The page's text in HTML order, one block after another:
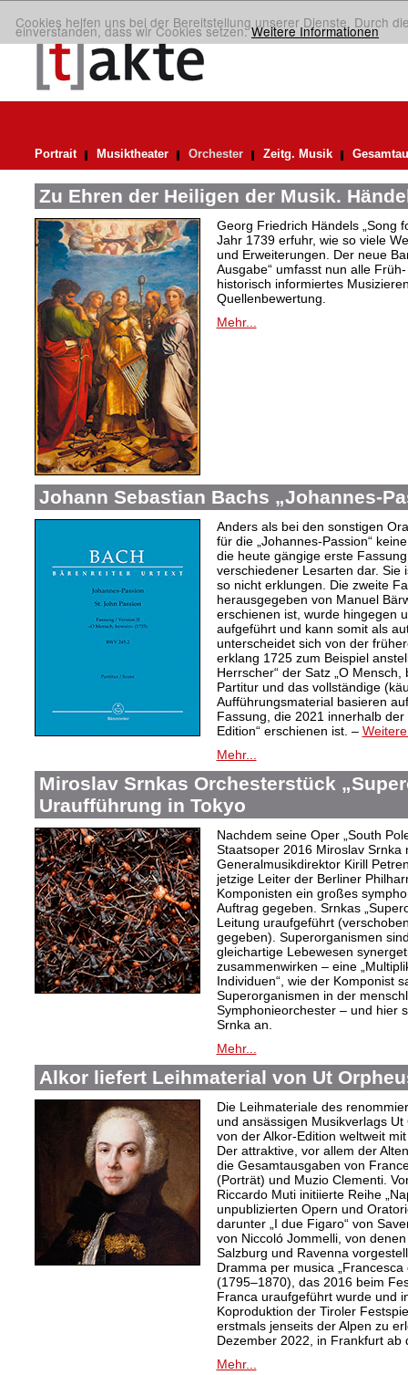
Cookies helfen uns bei der Bereitstellung unserer Dienste. Durch
einverstanden, dass wir Cookies setzen.Weitere Informationen
Portrait Musiktheater Orchester Zeitg. Musik
Zu Ehren der Heiligen der Musik.
Georg Friedrich Händels „Song
Jahr 1739 erfuhr, wie so viele
und Erweiterungen. Der neue
Ausgabe“ umfasst nun alle
historisch informiertes
Quellenbewertung.
Mehr...
Johann Sebastian Bachs „Johannes-
Anders als bei den sonstigen
für die „Johannes-Passion“
die heute gängige erste
verschiedener Lesarten dar. Sie
so nicht erklungen. Die zweite
herausgegeben von Manuel
erschienen ist, wurde hingegen
aufgeführt und kann somit als
unterscheidet sich von der
erklang 1725 zum Beispiel
Herrscher“ der Satz „O
Partitur und das vollständige
Aufführungsmaterial basieren
Fassung, die 2021 innerhalb
Edition“ erschienen ist. –
Mehr...
Miroslav Srnkas Orchesterstück
Uraufführung in Tokyo
Nachdem seine Oper „South
Staatsoper 2016 Miroslav Srnka
Generalmusikdirektor Kirill
jetzige Leiter der Berliner
Komponisten ein großes
Auftrag gegeben. Srnkas
Leitung uraufgeführt
gegeben). Superorganismen
gleichartige Lebewesen
zusammenwirken – eine
Individuen“, wie der Komponist
Superorganismen in der
Symphonieorchester – und hier
Srnka an.
Mehr...
Alkor liefert Leihmaterial von Ut
Die Leihmateriale des
und ansässigen Musikverlags
von der Alkor-Edition weltweit
Der attraktive, vor allem der
die Gesamtausgaben von
(Porträt) und Muzio Clementi.
Riccardo Muti initiierte Reihe
unpublizierten Opern und
darunter „I due Figaro“ von
von Niccoló Jommelli, von
Salzburg und Ravenna
Dramma per musica
(1795–1870), das 2016 beim
Franca uraufgeführt wurde und
Koproduktion der Tiroler
erstmals jenseits der Alpen zu
Dezember 2022, in Frankfurt ab
Mehr...